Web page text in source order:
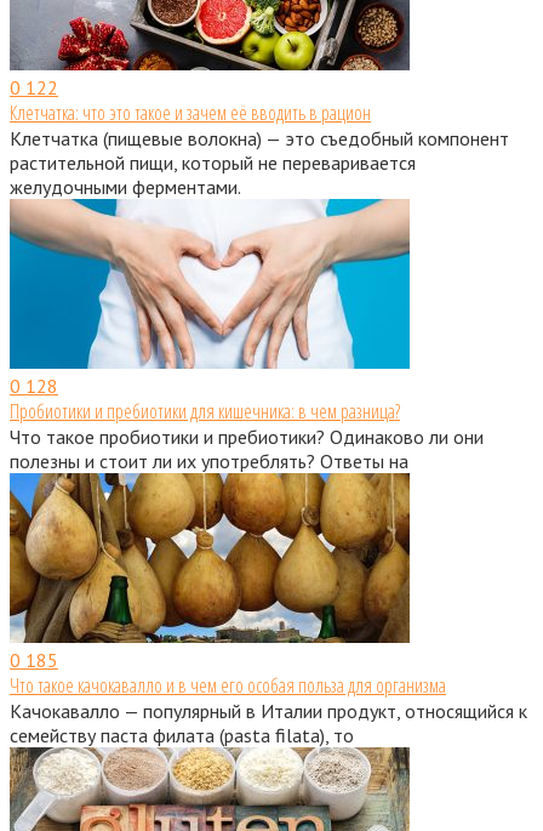
0 122
Клетчатка: что это такое и зачем её вводить в рацион
Клетчатка (пищевые волокна) — это съедобный компонент
растительной пищи, который не переваривается
желудочными ферментами.
0 128
Пробиотики и пребиотики для кишечника: в чем разница?
Что такое пробиотики и пребиотики? Одинаково ли они
полезны и стоит ли их употреблять? Ответы на
0 185
Что такое качокавалло и в чем его особая польза для организма
Качокавалло — популярный в Италии продукт, относящийся к
семейству паста филата (pasta filata), то